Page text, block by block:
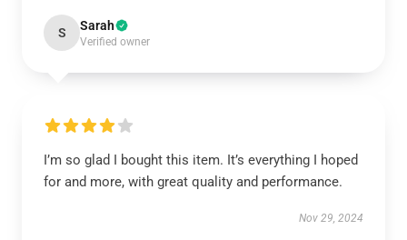
S Sarah
Verified owner
I’m so glad I bought this item. It’s everything I hoped
for and more, with great quality and performance.
Nov 29, 2024